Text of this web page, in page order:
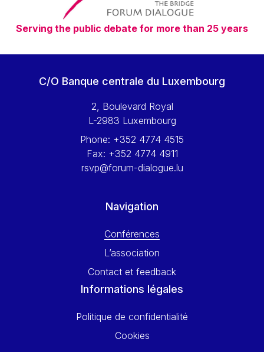
Vítor Manuel da Silva Caldeira
Viviane Reding
Walter Hagg
Wolfgang Ketterle
Yossi Beillin
Yves FRANCHET
Serving the public debate for more than 25 years
C/O Banque centrale du Luxembourg
2, Boulevard Royal
L-2983 Luxembourg
Phone: +352 4774 4515
Fax: +352 4774 4911
rsvp@forum-dialogue.lu
Navigation
Conférences
L’association
Contact et feedback
Informations légales
Politique de confidentialité
Cookies